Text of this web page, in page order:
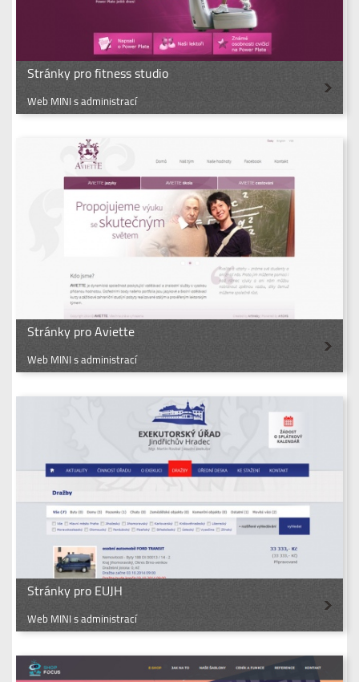
Stránky pro fitness studio
Web MINI s administrací
Stránky pro Aviette
Web MINI s administrací
Stránky pro EUJH
Web MINI s administrací